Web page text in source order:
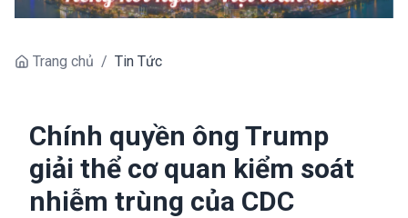
Trang chủ / Tin Tức
Chính quyền ông Trump
giải thể cơ quan kiểm soát
nhiễm trùng của CDC